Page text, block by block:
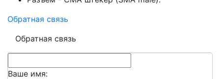
Обратная связь
Обратная связь
Ваше имя: